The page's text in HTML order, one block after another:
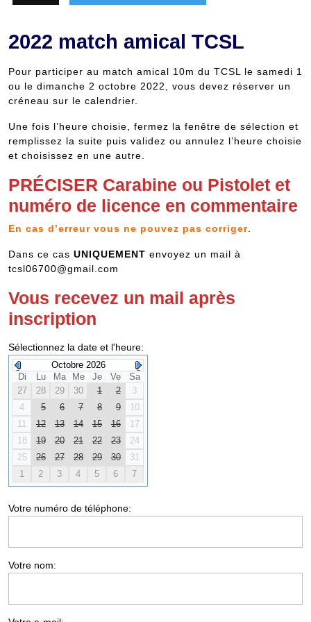
2022 match amical TCSL
Pour participer au match amical 10m du TCSL le samedi 1
ou le dimanche 2 octobre 2022, vous devez réserver un
créneau sur le calendrier.
Une fois l’heure choisie, fermez la fenêtre de sélection et
remplissez la suite puis validez ou annulez l’heure choisie
et choisissez en une autre.
PRÉCISER Carabine ou Pistolet et
numéro de licence en commentaire
En cas d’erreur vous ne pouvez pas corriger
Dans ce cas UNIQUEMENT envoyez un mail à
tcsl06700@gmail.com
Vous recevez un mail après
inscription
Sélectionnez la date et l'heure:
Octobre 2026
Di
Lu Ma Me Je Ve
Sa
27
28 29 30 1 2
3
4
5 6 7 8 9
10
11
12 13 14 15 16
17
18
19 20 21 22 23
24
25
26 27 28 29 30
31
1
2 3 4 5 6 7
Votre numéro de téléphone:
Votre nom: